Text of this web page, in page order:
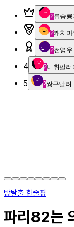
2류승룡
2캐치마
2전영우
4
2니취팔러
5
2짱구달려
방탈출 한줄평
파리82는